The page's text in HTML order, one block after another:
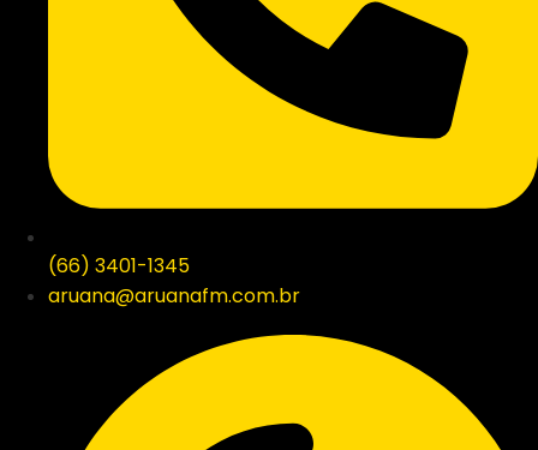
(66) 3401-1345
aruana@aruanafm.com.br